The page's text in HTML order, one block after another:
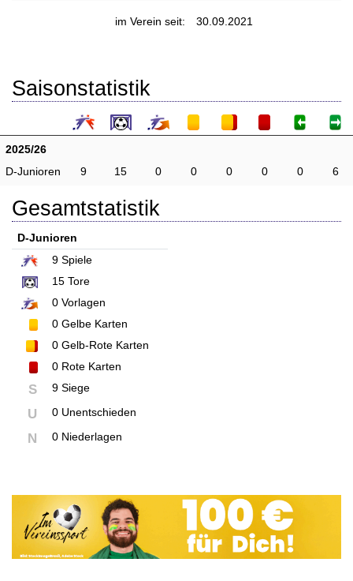
im Verein seit: 30.09.2021
Saisonstatistik
2025/26
D-Junioren
9 15 0 0 0 0 0 6
Gesamtstatistik
D-Junioren
9 Spiele
15 Tore
0 Vorlagen
0 Gelbe Karten
0 Gelb-Rote Karten
0 Rote Karten
S 9 Siege
U 0 Unentschieden
N 0 Niederlagen